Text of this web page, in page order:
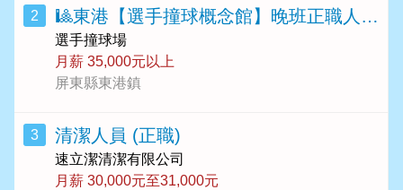
2 🎱東港【選手撞球概念館】晚班正職人員 🎱
選手撞球場
月薪 35,000元以上
屏東縣東港鎮
3 清潔人員 (正職)
速立潔清潔有限公司
月薪 30,000元至31,000元